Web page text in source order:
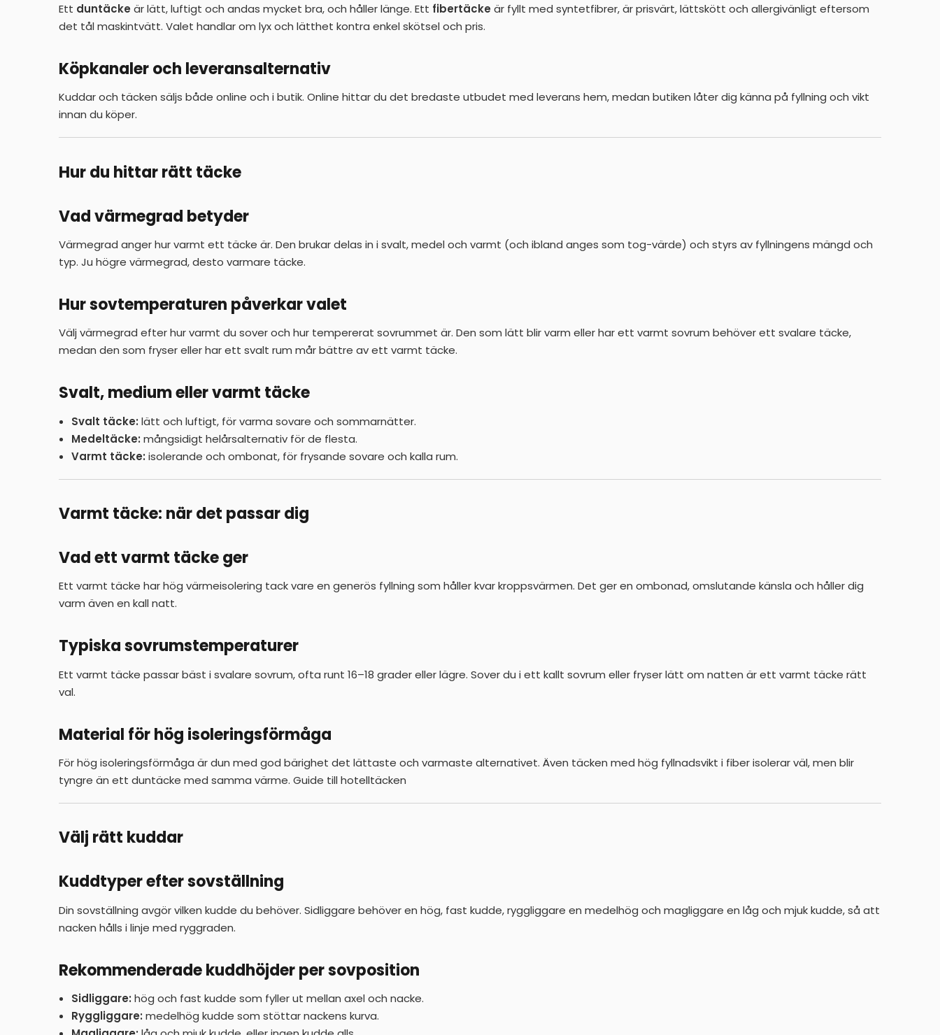
Ett duntäcke är lätt, luftigt och andas mycket bra, och håller länge. Ett fibertäcke är fyllt med syntetfibrer, är prisvärt, lättskött och allergivänligt eftersom
det tål maskintvätt. Valet handlar om lyx och lätthet kontra enkel skötsel och pris.
Köpkanaler och leveransalternativ
Kuddar och täcken säljs både online och i butik. Online hittar du det bredaste utbudet med leverans hem, medan butiken låter dig känna på fyllning och vikt
innan du köper.
Hur du hittar rätt täcke
Vad värmegrad betyder
Värmegrad anger hur varmt ett täcke är. Den brukar delas in i svalt, medel och varmt (och ibland anges som tog-värde) och styrs av fyllningens mängd och
typ. Ju högre värmegrad, desto varmare täcke.
Hur sovtemperaturen påverkar valet
Välj värmegrad efter hur varmt du sover och hur tempererat sovrummet är. Den som lätt blir varm eller har ett varmt sovrum behöver ett svalare täcke,
medan den som fryser eller har ett svalt rum mår bättre av ett varmt täcke.
Svalt, medium eller varmt täcke
Svalt täcke: lätt och luftigt, för varma sovare och sommarnätter.
Medeltäcke: mångsidigt helårsalternativ för de flesta.
Varmt täcke: isolerande och ombonat, för frysande sovare och kalla rum.
Varmt täcke: när det passar dig
Vad ett varmt täcke ger
Ett varmt täcke har hög värmeisolering tack vare en generös fyllning som håller kvar kroppsvärmen. Det ger en ombonad, omslutande känsla och håller dig
varm även en kall natt.
Typiska sovrumstemperaturer
Ett varmt täcke passar bäst i svalare sovrum, ofta runt 16–18 grader eller lägre. Sover du i ett kallt sovrum eller fryser lätt om natten är ett varmt täcke rätt
val.
Material för hög isoleringsförmåga
För hög isoleringsförmåga är dun med god bärighet det lättaste och varmaste alternativet. Även täcken med hög fyllnadsvikt i fiber isolerar väl, men blir
tyngre än ett duntäcke med samma värme. Guide till hotelltäcken
Välj rätt kuddar
Kuddtyper efter sovställning
Din sovställning avgör vilken kudde du behöver. Sidliggare behöver en hög, fast kudde, ryggliggare en medelhög och magliggare en låg och mjuk kudde, så att
nacken hålls i linje med ryggraden.
Rekommenderade kuddhöjder per sovposition
Sidliggare: hög och fast kudde som fyller ut mellan axel och nacke.
Ryggliggare: medelhög kudde som stöttar nackens kurva.